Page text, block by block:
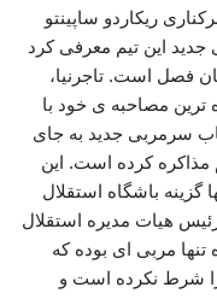
ریکاردو ساپینتو
جدید این تیم معرفی کرد
فصل است. تاجرنیا،
ترین مصاحبه ی خود با
سرمربی جدید به جای
مذاکره کرده است. این
باشگاه استقلال
هیات مدیره استقلال
مربی ای بوده که
را شرط نکرده است و